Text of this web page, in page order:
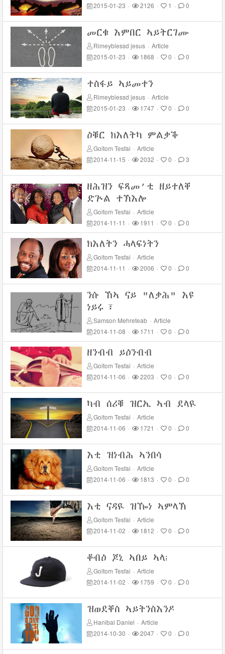
2015-01-23 · 2126 · 1 · 0
መርቁ እምበር ኣይትርገሙ
Rimeyblessd jesus · Article
2015-01-23 · 1868 · 0 · 0
ተስፋይ ኣይመተን
Rimeyblessd jesus · Article
2015-01-23 · 1747 · 0 · 0
ዕቑር ክእለትካ ምልቃቕ
Goitom Tesfai · Article
2014-11-15 · 2032 · 0 · 3
ዘሕዝን ፍጻመ’ቲ ዘይተለቐ
ድጕል ተኽእሎ
Goitom Tesfai · Article
2014-11-11 · 1911 · 0 · 0
ክእለትን ሓላፍነትን
Goitom Tesfai · Article
2014-11-11 · 2006 · 0 · 0
ንሱ ኸኣ ናይ "ለቃሕ" እዩ
ነይሩ፣
Samson Mehreteab · Article
2014-11-08 · 1711 · 0 · 0
ዘንብብ ይዕንብብ
Goitom Tesfai · Article
2014-11-06 · 2203 · 0 · 0
ካብ ሰሪቑ ዝርኢ ኣብ ደላዪ
Goitom Tesfai · Article
2014-11-06 · 1721 · 0 · 0
እቲ ዝነብሕ ኣንበሳ
Goitom Tesfai · Article
2014-11-06 · 1813 · 0 · 0
እቲ ናዳዪ ዝዀነ ኣምላኽ
Goitom Tesfai · Article
2014-11-02 · 1812 · 0 · 0
ቆብዕ ጆኒ ኣበይ ኣላ፧
Goitom Tesfai · Article
2014-11-02 · 1759 · 0 · 0
ዝወደቐስ ኣይትንስእንዶ
Hanibal Daniel · Article
2014-10-30 · 2047 · 0 · 0